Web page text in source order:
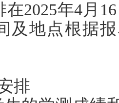
2025年4月
及地点根据
排